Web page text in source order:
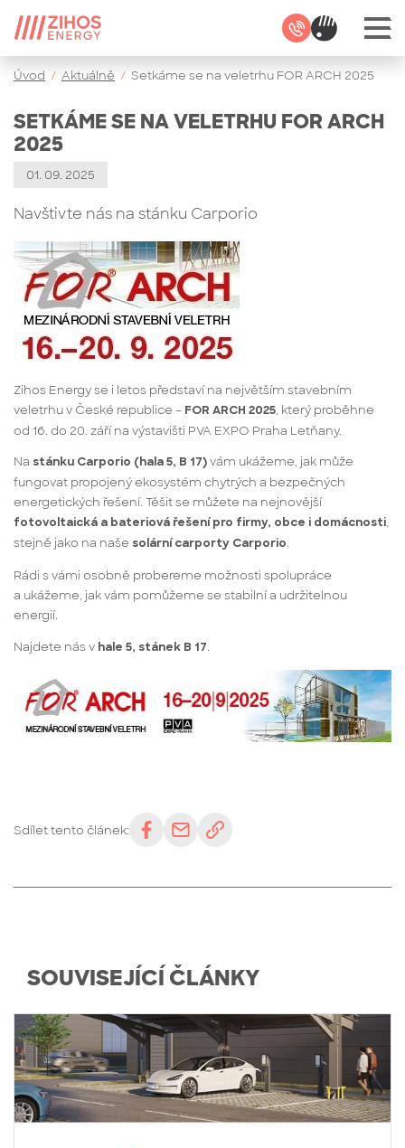
Úvod / Aktuálně / Setkáme se na veletrhu FOR ARCH 2025
SETKÁME SE NA VELETRHU FOR ARCH
2025
01. 09. 2025
Navštivte nás na stánku Carporio
Zihos Energy se i letos představí na největším stavebním
veletrhu v České republice – FOR ARCH 2025, který proběhne
od 16. do 20. září na výstavišti PVA EXPO Praha Letňany.
Na stánku Carporio (hala 5, B 17) vám ukážeme, jak může
fungovat propojený ekosystém chytrých a bezpečných
energetických řešení. Těšit se můžete na nejnovější
fotovoltaická a bateriová řešení pro firmy, obce i domácnosti,
stejně jako na naše solární carporty Carporio.
Rádi s vámi osobně probereme možnosti spolupráce
a ukážeme, jak vám pomůžeme se stabilní a udržitelnou
energií.
Najdete nás v hale 5, stánek B 17.
Sdílet tento článek:
SOUVISEJÍCÍ ČLÁNKY